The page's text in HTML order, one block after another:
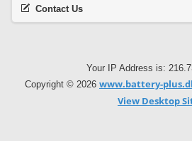
Contact Us
Your IP Address is:
Copyright © 2026 www.battery-
View Desktop